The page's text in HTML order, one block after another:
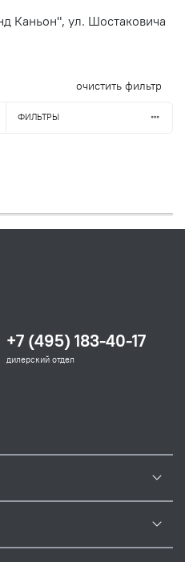
Каньон", ул. Шостаковича
очистить фильтр
ФИЛЬТРЫ
+7 (495) 183-40-17
дилерский отдел